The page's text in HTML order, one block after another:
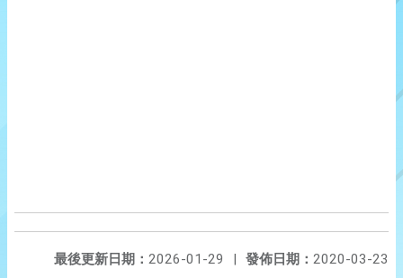
發佈日期： 2020-03-23
最後更新日期： 2026-01-29
|